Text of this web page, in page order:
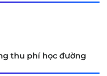
thu phí học đường